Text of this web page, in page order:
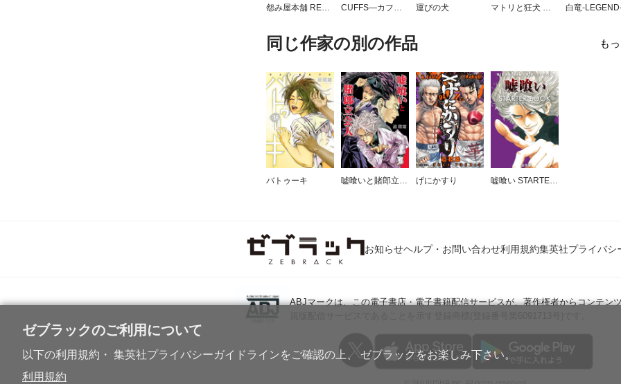
ゼブラックのご利用について
以下の利用規約・ 集英社プライバシーガイドラインをご確認の上、 ゼブラックをお楽しみ下さい。
利用規約
運びの犬 白竜-
同じ作家の別の作品 も
バトゥーキ げにかすり
お知らせヘルプ・お問い合わせ利用規約集英社プライバシ
ABJマークは、この電子書店・電子書籍配信サービスが、著作権者からコンテン